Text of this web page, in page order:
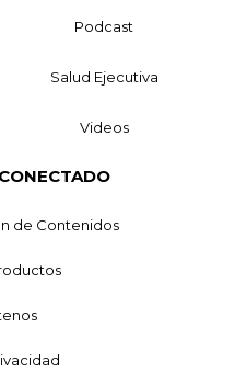
Podcast
Salud Ejecutiva
Videos
de Contenidos